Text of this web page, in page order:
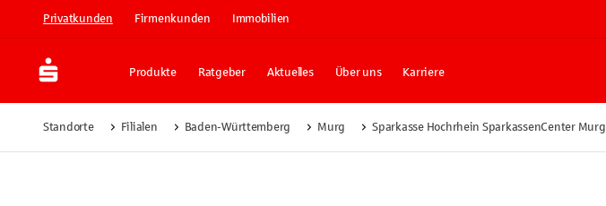
Privatkunden Firmenkunden Immobilien
Produkte Ratgeber Aktuelles Über uns Karriere
Standorte Filialen Baden-Württemberg Murg Sparkasse Hochrhein SparkassenCenter Murg